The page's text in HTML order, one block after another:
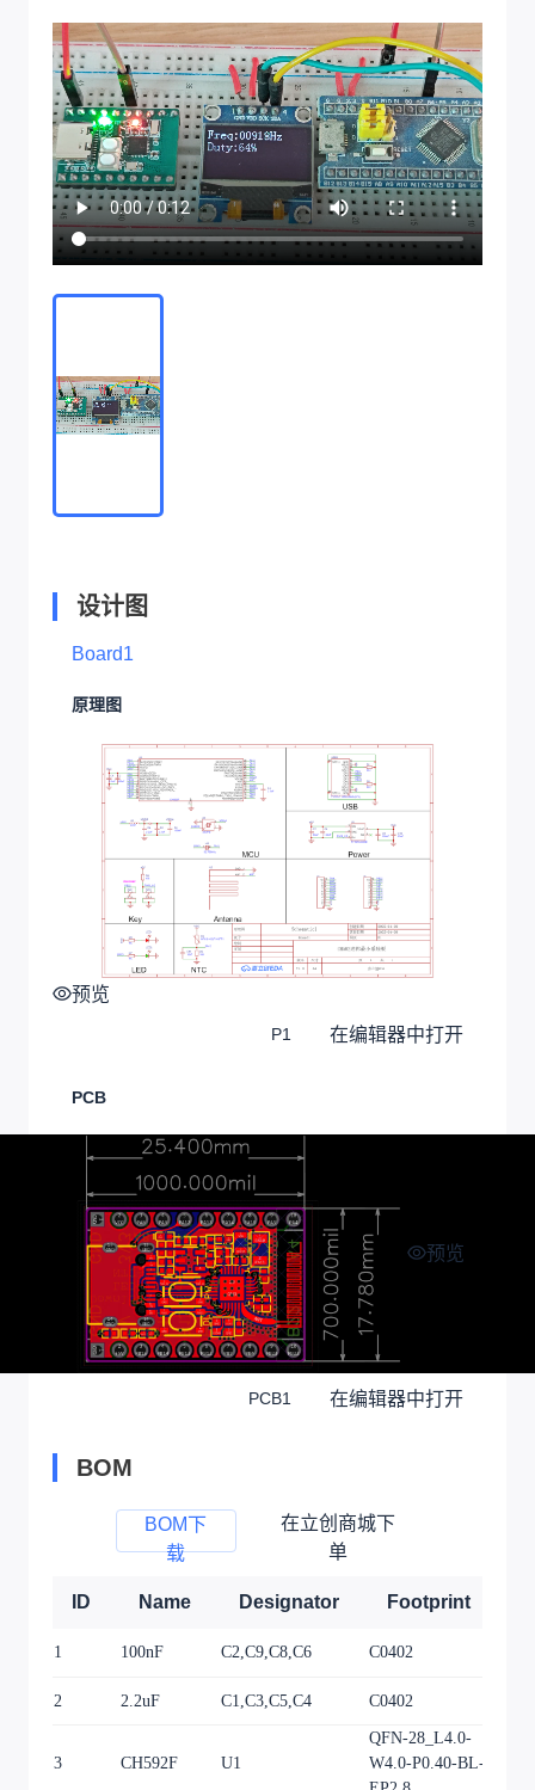
设计图
Board1
原理图
预览
P1 在编辑器中打开
PCB
预览
PCB1 在编辑器中打开
BOM
BOM下
载
在立创商城下
单
ID Name Designator Footprint
1 100nF C2,C9,C8,C6 C0402
2 2.2uF C1,C3,C5,C4 C0402
3 CH592F U1
QFN-28_L4.0-
W4.0-P0.40-BL-